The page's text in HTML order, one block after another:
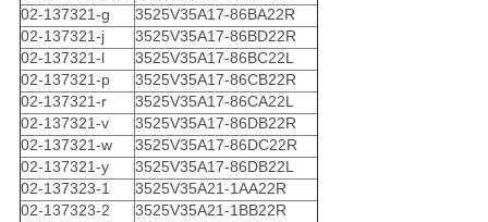
02-137321-g
3525V35A17-86BA22R
02-137321-j
3525V35A17-86BD22R
02-137321-l
3525V35A17-86BC22L
02-137321-p
3525V35A17-86CB22R
02-137321-r
3525V35A17-86CA22L
02-137321-v
3525V35A17-86DB22R
02-137321-w
3525V35A17-86DC22R
02-137321-y
3525V35A17-86DB22L
02-137323-1
3525V35A21-1AA22R
02-137323-2
3525V35A21-1BB22R